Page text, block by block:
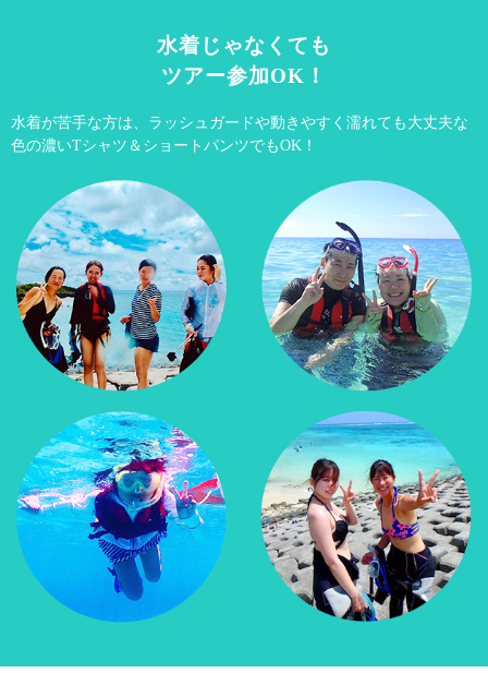
水着じゃなくても
ツアー参加OK！
水着が苦手な方は、ラッシュガードや動きやすく 濡れても大丈夫な
色の濃いTシャツ＆ショートパンツでもOK！